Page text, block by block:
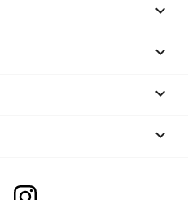



keyboard_arrow_down